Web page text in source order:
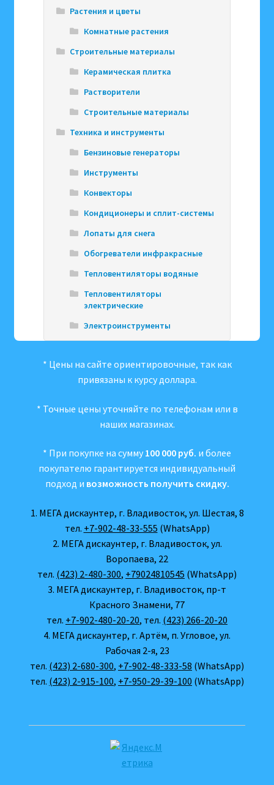
Растения и цветы
Комнатные растения
Строительные материалы
Керамическая плитка
Растворители
Строительные материалы
Техника и инструменты
Бензиновые генераторы
Инструменты
Конвекторы
Кондиционеры и сплит-системы
Лопаты для снега
Обогреватели инфракрасные
Тепловентиляторы водяные
Тепловентиляторы
электрические
Электроинструменты
* Цены на сайте ориентировочные, так как
привязаны к курсу доллара.
* Точные цены уточняйте по телефонам или в
наших магазинах.
* При покупке на сумму 100 000 руб. и более
покупателю гарантируется индивидуальный
подход и возможность получить скидку.
1. МЕГА дискаунтер, г. Владивосток, ул. Шестая, 8
тел. +7-902-48-33-555 (WhatsApp)
2. МЕГА дискаунтер, г. Владивосток, ул.
Воропаева, 22
тел. (423) 2-480-300, +79024810545 (WhatsApp)
3. МЕГА дискаунтер, г. Владивосток, пр-т
Красного Знамени, 77
тел. +7-902-480-20-20, тел. (423) 266-20-20
4. МЕГА дискаунтер, г. Артём, п. Угловое, ул.
Рабочая 2-я, 23
тел. (423) 2-680-300, +7-902-48-333-58 (WhatsApp)
тел. (423) 2-915-100, +7-950-29-39-100 (WhatsApp)